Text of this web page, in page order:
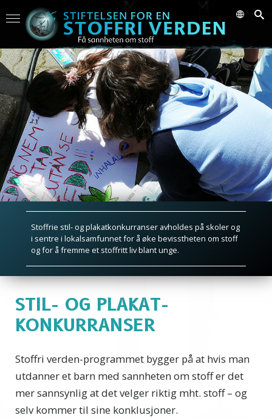
Stoffrie stil- og plakatkonkurranser avholdes på skoler og
i sentre i lokalsamfunnet for å øke bevisstheten om stoff
og for å fremme et stoffritt liv blant unge.
STIL- OG PLAKAT-
KONKURRANSER
Stoffri verden-programmet bygger på at hvis man
utdanner et barn med sannheten om stoff er det
mer sannsynlig at det velger riktig mht. stoff – og
selv kommer til sine konklusjoner.